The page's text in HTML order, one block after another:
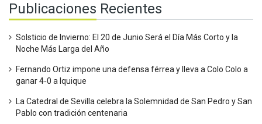
Publicaciones Recientes
Solsticio de Invierno: El 20 de Junio Será el Día Más Corto y la
Noche Más Larga del Año
Fernando Ortiz impone una defensa férrea y lleva a Colo Colo a
ganar 4‑0 a Iquique
La Catedral de Sevilla celebra la Solemnidad de San Pedro y San
Pablo con tradición centenaria